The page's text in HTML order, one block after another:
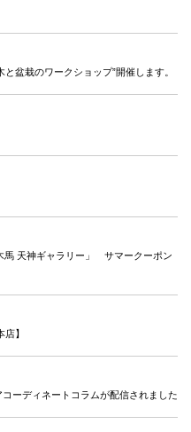
盆栽のワークショップ”開催します。
馬 天神ギャラリー」 サマークーポン
】
コーディネートコラムが配信されました